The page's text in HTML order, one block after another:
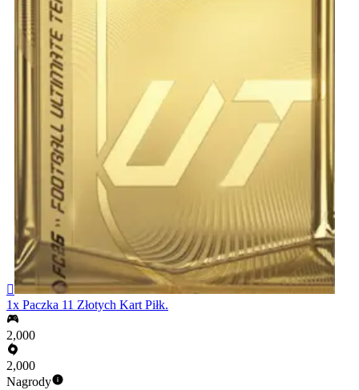

1x Paczka 11 Złotych Kart Piłk.
2,000
2,000
Nagrody